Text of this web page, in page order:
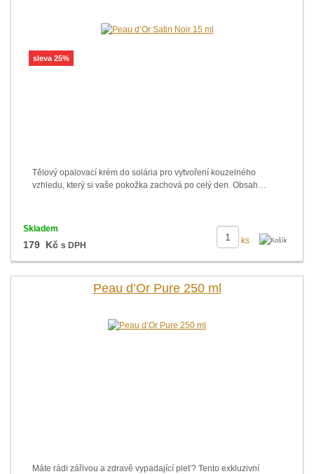
sleva 25%
Tělový opalovací krém do solária pro vytvoření kouzelného
vzhledu, který si vaše pokožka zachová po celý den. Obsah…
ks
Skladem
179 Kč s DPH
Peau d’Or Pure 250 ml
Máte rádi zářivou a zdravě vypadající pleť? Tento exkluzivní